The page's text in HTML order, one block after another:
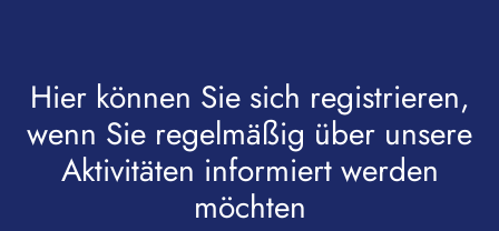
Hier können Sie sich registrieren,
wenn Sie regelmäßig über unsere
Aktivitäten informiert werden
möchten